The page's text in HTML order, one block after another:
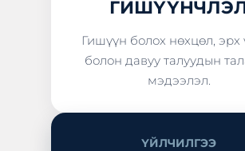
Гишүүн болох нөхцөл, эрх
болон давуу талуудын
мэдээлэл.
ҮЙЛЧИЛГЭЭ